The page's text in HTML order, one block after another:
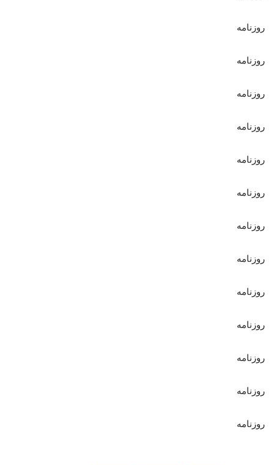
روزنامه
روزنامه
روزنامه
روزنامه
روزنامه
روزنامه
روزنامه
روزنامه
روزنامه
روزنامه
روزنامه
روزنامه
روزنامه